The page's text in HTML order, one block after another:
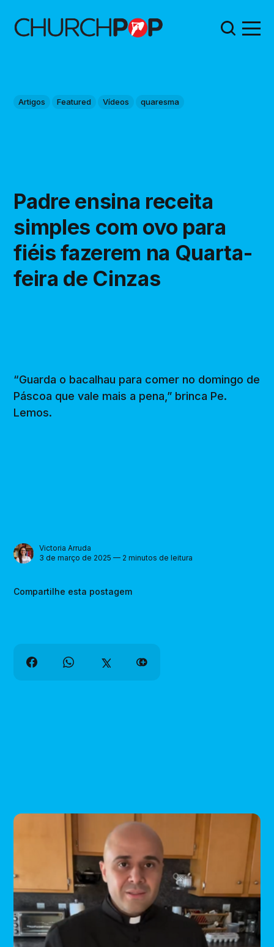
Artigos Featured Vídeos quaresma
Padre ensina receita
simples com ovo para
fiéis fazerem na Quarta-
feira de Cinzas
“Guarda o bacalhau para comer no domingo de
Páscoa que vale mais a pena,” brinca Pe.
Lemos.
Victoria Arruda
3 de março de 2025 — 2 minutos de leitura
Compartilhe esta postagem